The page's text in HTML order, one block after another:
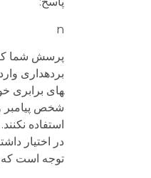
n
پرسش شما
های برابری
شخص پیامبر
استفاده
در اختیار
توجه است که